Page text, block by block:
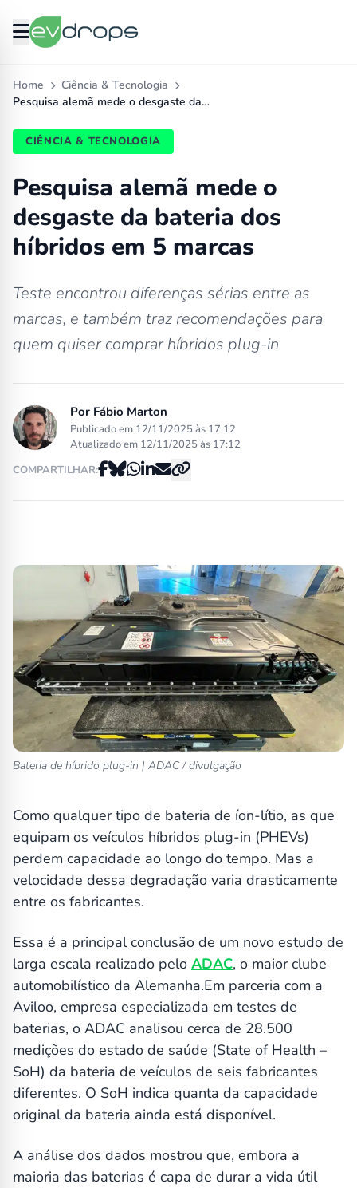
Home
Ciência & Tecnologia
Pesquisa alemã mede o desgaste da…
CIÊNCIA & TECNOLOGIA
Pesquisa alemã mede o
desgaste da bateria dos
híbridos em 5 marcas
Teste encontrou diferenças sérias entre as
marcas, e também traz recomendações para
quem quiser comprar híbridos plug-in
Por Fábio Marton
Publicado em 12/11/2025 às 17:12
Atualizado em 12/11/2025 às 17:12
COMPARTILHAR:
Bateria de híbrido plug-in | ADAC / divulgação
Como qualquer tipo de bateria de íon-lítio, as que
equipam os veículos híbridos plug-in (PHEVs)
perdem capacidade ao longo do tempo. Mas a
velocidade dessa degradação varia drasticamente
entre os fabricantes.
Essa é a principal conclusão de um novo estudo de
larga escala realizado pelo ADAC, o maior clube
automobilístico da Alemanha.Em parceria com a
Aviloo, empresa especializada em testes de
baterias, o ADAC analisou cerca de 28.500
medições do estado de saúde (State of Health –
SoH) da bateria de veículos de seis fabricantes
diferentes. O SoH indica quanta da capacidade
original da bateria ainda está disponível.
A análise dos dados mostrou que, embora a
maioria das baterias é capa de durar a vida útil